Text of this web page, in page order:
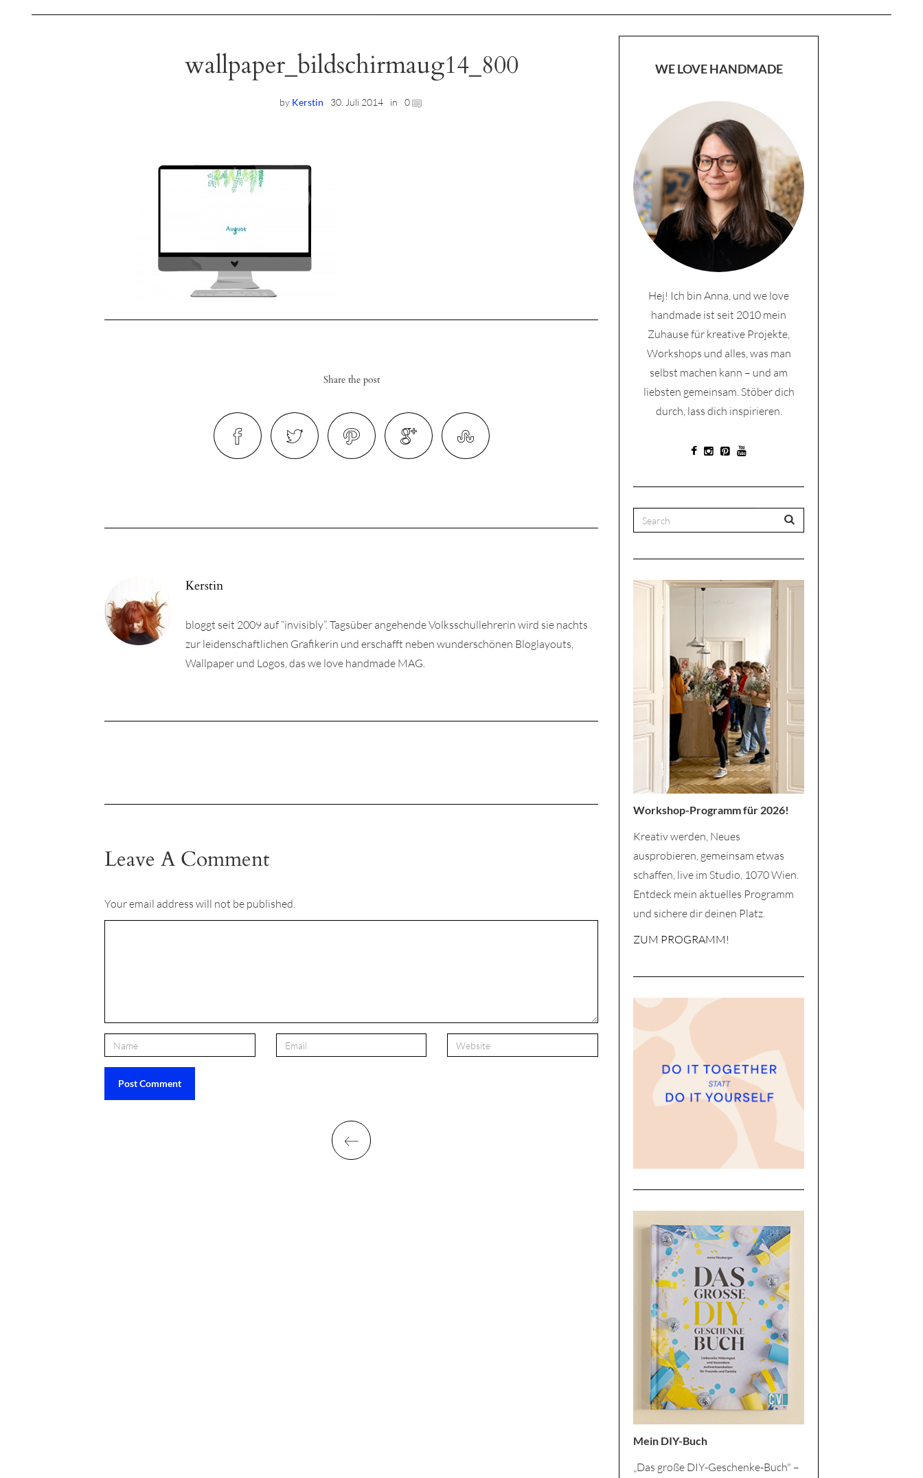
wallpaper_bildschirmaug14_800
by Kerstin 30. Juli 2014 in 0
Share the post
Kerstin
bloggt seit 2009 auf “invisibly”. Tagsüber angehende Volksschullehrerin wird sie nachts
zur leidenschaftlichen Grafikerin und erschafft neben wunderschönen Bloglayouts,
Wallpaper und Logos, das we love handmade MAG.
Leave A Comment
Your email address will not be published.
WE LOVE HANDMADE
Hej! Ich bin Anna, und we love
handmade ist seit 2010 mein
Zuhause für kreative Projekte,
Workshops und alles, was man
selbst machen kann – und am
liebsten gemeinsam. Stöber dich
durch, lass dich inspirieren.
Workshop-Programm für 2026!
Kreativ werden, Neues
ausprobieren, gemeinsam etwas
schaffen, live im Studio, 1070 Wien.
Entdeck mein aktuelles Programm
und sichere dir deinen Platz.
ZUM PROGRAMM!
Mein DIY-Buch
„Das große DIY-Geschenke-Buch" –